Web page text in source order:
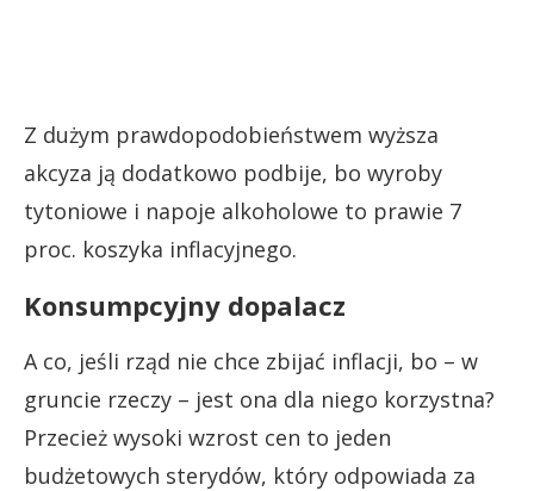
Z dużym prawdopodobieństwem wyższa
akcyza ją dodatkowo podbije, bo wyroby
tytoniowe i napoje alkoholowe to prawie 7
proc. koszyka inflacyjnego.
Konsumpcyjny dopalacz
A co, jeśli rząd nie chce zbijać inflacji, bo – w
gruncie rzeczy – jest ona dla niego korzystna?
Przecież wysoki wzrost cen to jeden
budżetowych sterydów, który odpowiada za